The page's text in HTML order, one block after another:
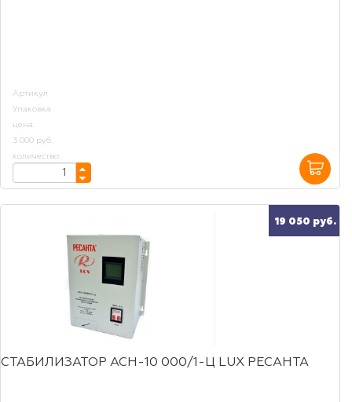
Артикул
Упаковка
цена:
3 000 руб.
количество:
19 050 руб.
СТАБИЛИЗАТОР АСН-10 000/1-Ц LUX РЕСАНТА